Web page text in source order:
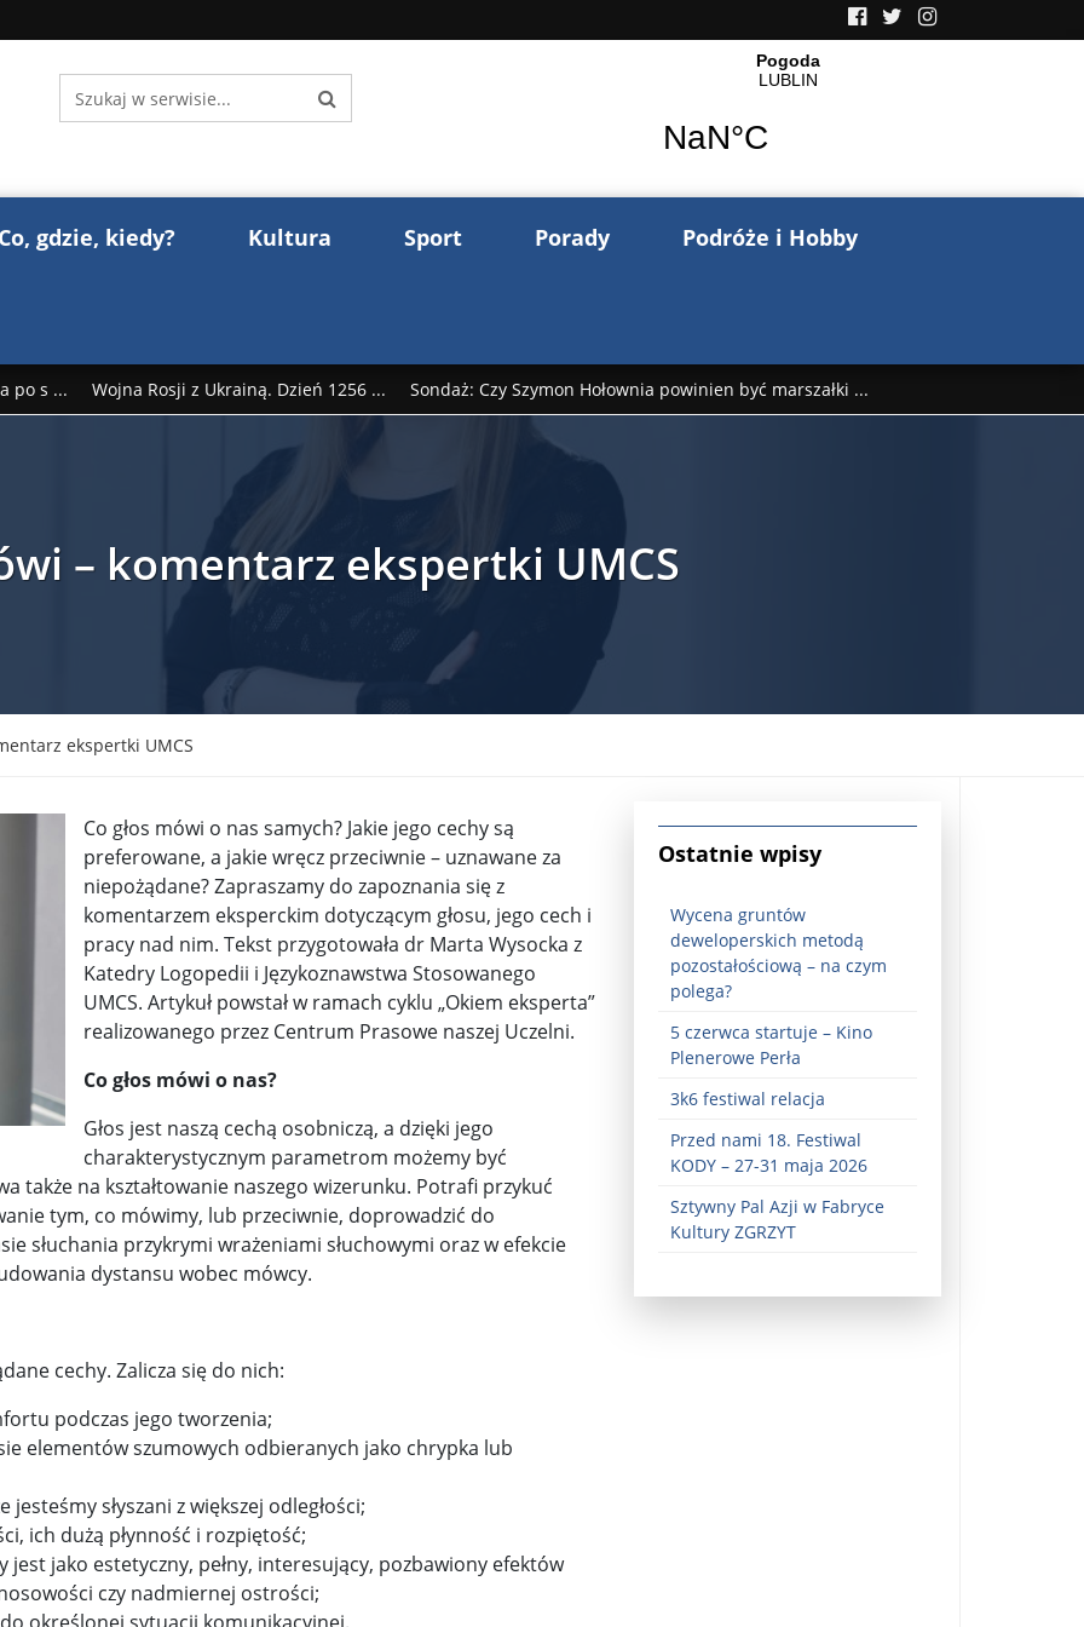
Co, gdzie, kiedy? Kultura Sport Porady Podróże i Hobby
po s ... Wojna Rosji z Ukrainą. Dzień 1256 ... Sondaż: Czy Szymon Hołownia powinien być marszałki ...
Donald Trump znów pisze o wojnie na Ukrainie. Wspo ...
Polak premierem Litwy? Robert Duchniewicz na krótk ...
ABW zatrzymała szpiega. „Dopadniemy każdego. Racze ...
... TSUE uderza w plan Giorgii Meloni, by odsyłać imig ...
Nowa metoda walki z kłusownictwem. Nosorożcom wstr ...
Sondaż na Węgrzech: Viktor Orbán ma powody do niep ...
... Nieznane tajemnice Powstania Warszawskiego. Jan Oł ...
... Donald Trump zaostrza wojnę celną z Kanadą. Biały ...
Demokraci uczą się nowego języka. Wzorują się na D ...
... Sondaż: Czy Powstanie Warszawskie było potrzebne i ...
... Wanda Traczyk-Stawska: Szczucie dziś na Niemców to ...
... Kard. Konrad Krajewski o słowach „Polska dla Polak ... Najstarsza muzyka świata ...
... Urszula Rusecka z PiS krytykuje Grzegorza Brauna. ...
woj ... Świat u stóp Trumpa. Negocjuj albo płać 50 proc. ...
pr ... Radioaktywne gniazdo os odkryto w dawnych zakładac ...
... Ciężka noc w Kijowie. Rosja dwa razy uderzała z po ...
lic ... Donaldowi Trumpowi udało się zapobiec wojnie. Cła ...
...
Wspólnota w chwili ciszy ... Perspektywa świadka, perspektywa ofiary ...
wśród ceglanych murów ... Gazowe Imperium Warszawy ...
...
... Kolejne kontrowersje wokół RARS. Po zmianie prezes ...
... Powstańcy w Skierniewicach ... Dymisja premiera Litwy. Gintautas Paluckas odchodz ...
– komentarz ekspertki UMCS
ekspertki UMCS
Co głos mówi o nas samych? Jakie jego cechy są
preferowane, a jakie wręcz przeciwnie – uznawane za
niepożądane? Zapraszamy do zapoznania się z
komentarzem eksperckim dotyczącym głosu, jego cech i
pracy nad nim. Tekst przygotowała dr Marta Wysocka z
Katedry Logopedii i Językoznawstwa Stosowanego
UMCS. Artykuł powstał w ramach cyklu „Okiem eksperta”
realizowanego przez Centrum Prasowe naszej Uczelni.
Co głos mówi o nas?
Głos jest naszą cechą osobniczą, a dzięki jego
charakterystycznym parametrom możemy być
także na kształtowanie naszego wizerunku. Potrafi przykuć
tym, co mówimy, lub przeciwnie, doprowadzić do
słuchania przykrymi wrażeniami słuchowymi oraz w efekcie
dystansu wobec mówcy.
cechy. Zalicza się do nich:
podczas jego tworzenia;
elementów szumowych odbieranych jako chrypka lub
słyszani z większej odległości;
ich dużą płynność i rozpiętość;
jest jako estetyczny, pełny, interesujący, pozbawiony efektów
czy nadmiernej ostrości;
Ostatnie wpisy
Wycena gruntów
deweloperskich metodą
pozostałościową – na czym
polega?
5 czerwca startuje – Kino
Plenerowe Perła
3k6 festiwal relacja
Przed nami 18. Festiwal
KODY – 27-31 maja 2026
Sztywny Pal Azji w Fabryce
Kultury ZGRZYT